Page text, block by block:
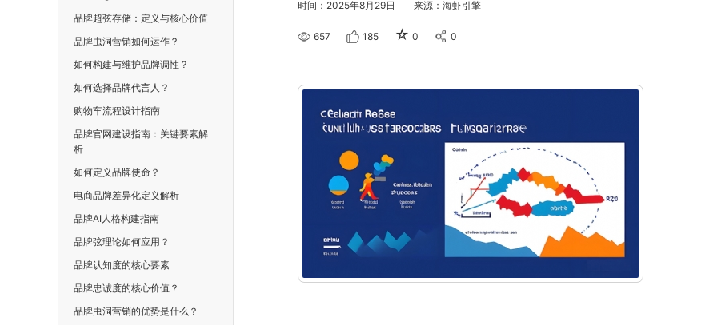
品牌超弦存储：定义与核心价值
品牌虫洞营销如何运作？
如何构建与维护品牌调性？
如何选择品牌代言人？
购物车流程设计指南
品牌官网建设指南：关键要素解
析
如何定义品牌使命？
电商品牌差异化定义解析
品牌AI人格构建指南
品牌弦理论如何应用？
品牌认知度的核心要素
品牌忠诚度的核心价值？
品牌虫洞营销的优势是什么？
时间：2025年8月29日 来源：海虾引擎
657 185 ☆ 0 0